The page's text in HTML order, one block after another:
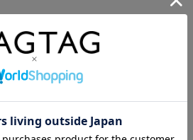
Maison MIHARA YASUHIRO